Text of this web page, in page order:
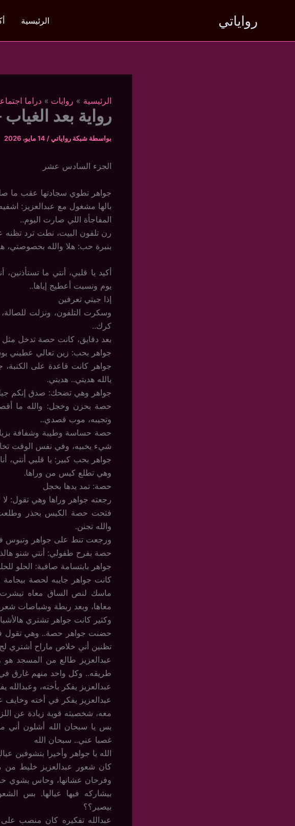
رواياتي الرئيسية
الرئيسية روايات دراما
رواية بعد الغياب
بواسطة شبكة رواياتي/ 14 مايو، 2026
الجزء السادس عشر
جواهر تطوي سجادتها عقب ما
بالها مشغول مع عبدالعزيز:
المفاجأة اللي صارت اليوم..
رن تلفون البيت، نطت ترد تظنه
بنبرة حب: هلا والله بحصوصتي،
أكيد يا قلبي، أنتي ما
يوم ونسيت أعطيج إياها..
إذا جيتي تعرفين
وسكرت التلفون، ونزلت
كرك..
بعد دقايق، كانت حصة تدخل
جواهر بحب: زين تعالي عطيني
جواهر كانت قاعدة على
يالله هديتي.. هديتي.
جواهر وهي تضحك: صدق إنكم
حصة بحزن وخجل: والله ما
وتجيبه، موب قصدي..
حصة حساسة وطيبة وشفافة
شيء يخبيه، وفي نفس الوقت
جواهر بحب كبير: يا قلبي أنتي،
وهي تطلع كيس من وراها.
حصة: تمد يدها بخجل
رجعته جواهر وراها وهي تقول: لا
فتحت حصة الكيس بحذر وطلعت اللي
والله تجنن.
ورجعت تنط على جواهر وتبوس
حصة بفرح طفولي: أنتي شنو
جواهر بابتسامة صافية: الحلو
كانت جواهر جايبه لحصة بيجامة
ماسك لنص الساق معاه
معاها، وبعد ربطة وشباصات
وكثير كانت جواهر تشتري
حضنت جواهر حصة.. وهي تقول في
تظنين أني خلاص ماراح أشتري لج
عبدالعزيز طالع من المسجد هو
طريقه.. وكل واحد منهم غارق
عبدالعزيز يفكر بأخته، وعبدالله
عبدالعزيز يفكر في أخته
معه، شخصيته قوية زيادة عن
بس يا سبحان الله أشلون
غصبا عني.. سبحان الله
الله يا جواهر وأخيرا بتشوفين
كان شعور عبدالعزيز خليط
وفرحان عشانها، وحاس بشوي
بيشاركه فيها عيالها. بس
بيصير؟؟
عبدالله تفكيره كان منصب على